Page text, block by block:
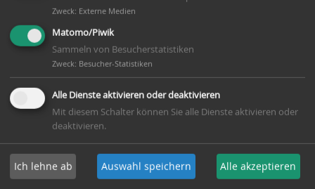
Dezember 2020
November 2020
Oktober 2020(14 Einträge)
September 2020 (16 Einträge)
August 2020(9 Einträge)
Juni 2020(7 Einträge)
Zweck: Externe Medien
Matomo/Piwik
Sammeln von Besucherstatistiken
Zweck: Besucher-Statistiken
Alle Dienste aktivieren oder deaktivieren
Mit diesem Schalter können Sie alle Dienste aktivieren oder
deaktivieren.
Ich lehne ab Auswahl speichern Alle akzeptieren